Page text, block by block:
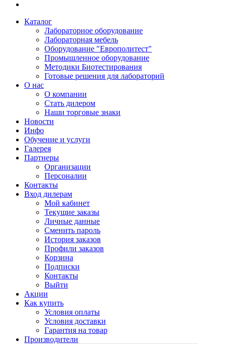
Каталог
Лабораторное оборудование
Лабораторная мебель
Оборудование "Европолитест"
Промышленное оборудование
Методики Биотестирования
Готовые решения для лабораторий
О нас
О компании
Стать дилером
Наши торговые знаки
Новости
Инфо
Обучение и услуги
Галерея
Партнеры
Организации
Персоналии
Контакты
Вход дилерам
Мой кабинет
Текущие заказы
Личные данные
Сменить пароль
История заказов
Профили заказов
Корзина
Подписки
Контакты
Выйти
Акции
Как купить
Условия оплаты
Условия доставки
Гарантия на товар
Производители